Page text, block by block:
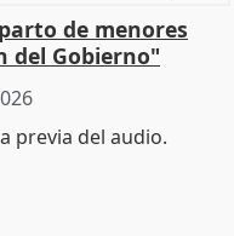
de menores
del Gobierno"